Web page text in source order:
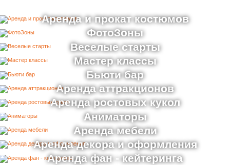
Аренда и прокат костюмов
ФотоЗоны
Веселые старты
Мастер классы
Бьюти бар
Аренда аттракционов
Аренда ростовых кукол
Аниматоры
Аренда мебели
Аренда декора и оформления
Аренда фан - кейтеринга